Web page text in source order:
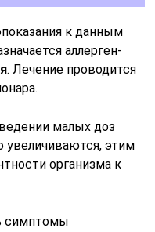
к данным
аллерген-
. Лечение проводится
малых доз
увеличиваются, этим
организма к
симптомы